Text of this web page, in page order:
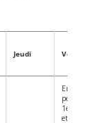
Jeudi Vendredi
En
personne
1er, 3ème
et 5ème